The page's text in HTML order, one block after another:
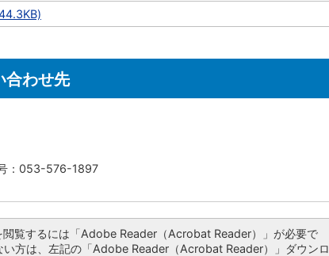
合わせ先
：053-576-1897
閲覧するには「Adobe Reader（Acrobat Reader）」が必要で
い方は、左記の「Adobe Reader（Acrobat Reader）」ダウンロ